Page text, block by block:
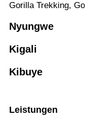
Gorilla Trek­king,
Nyungwe
Kigali
Kibuye
Leistungen